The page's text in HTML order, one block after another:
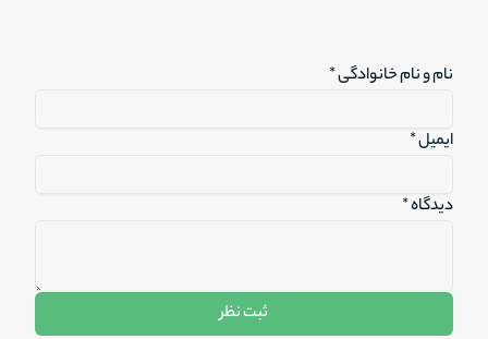
نام و نام خانوادگی *
ایمیل *
دیدگاه *
ثبت نظر